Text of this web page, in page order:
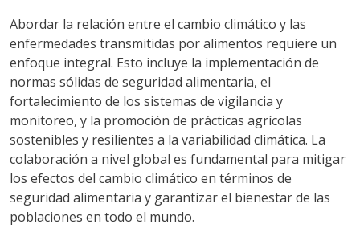
Abordar la relación entre el cambio climático y las
enfermedades transmitidas por alimentos requiere un
enfoque integral. Esto incluye la implementación de
normas sólidas de seguridad alimentaria, el
fortalecimiento de los sistemas de vigilancia y
monitoreo, y la promoción de prácticas agrícolas
sostenibles y resilientes a la variabilidad climática. La
colaboración a nivel global es fundamental para mitigar
los efectos del cambio climático en términos de
seguridad alimentaria y garantizar el bienestar de las
poblaciones en todo el mundo.